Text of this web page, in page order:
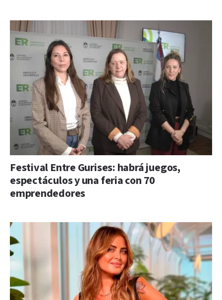
Festival Entre Gurises: habrá juegos,
espectáculos y una feria con 70
emprendedores